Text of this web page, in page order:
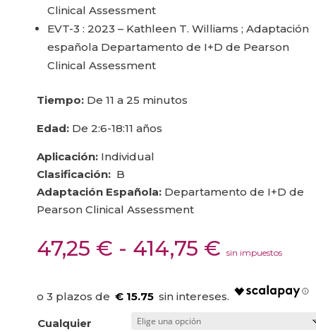
Clinical Assessment
EVT-3 : 2023 – Kathleen T. Williams ; Adaptación
española Departamento de I+D de Pearson
Clinical Assessment
Tiempo: De 11 a 25 minutos
Edad: De 2:6-18:11 años
Aplicación: Individual
Clasificación: B
Adaptación Española: Departamento de I+D de
Pearson Clinical Assessment
47,25 € - 414,75 € Rango
precios:
desde
sin impuestos
€ 15.75
Cualquier